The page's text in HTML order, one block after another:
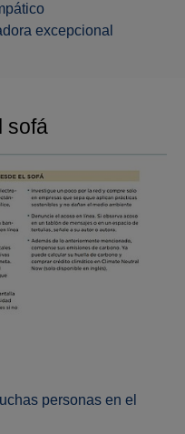
excepcional
sofá
personas en el